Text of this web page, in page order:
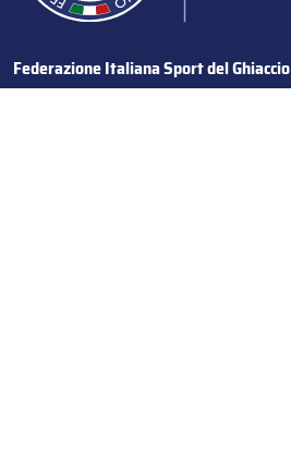
Federazione Italiana Sport del Ghiaccio
© 2024